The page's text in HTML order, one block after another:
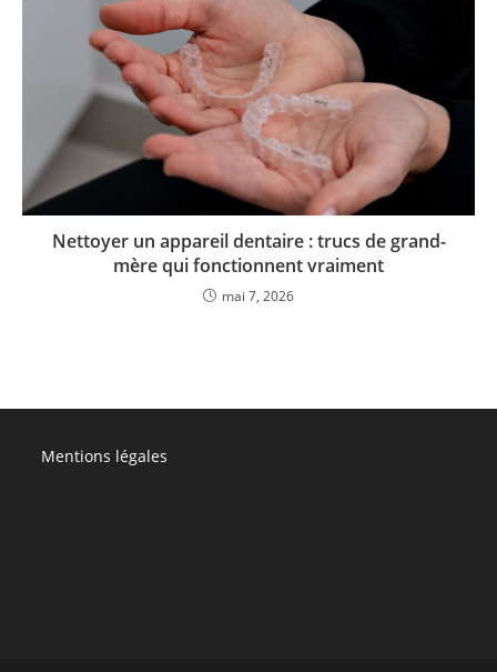
Nettoyer un appareil dentaire : trucs de grand-
mère qui fonctionnent vraiment
mai 7, 2026
Mentions légales